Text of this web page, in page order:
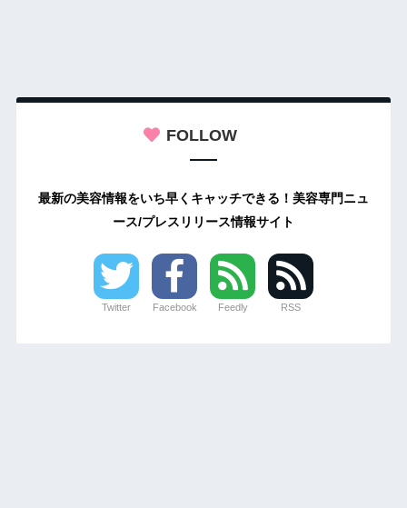
FOLLOW
最新の美容情報をいち早くキャッチできる！美容専門ニュ
ース/プレスリリース情報サイト
Twitter Facebook Feedly RSS